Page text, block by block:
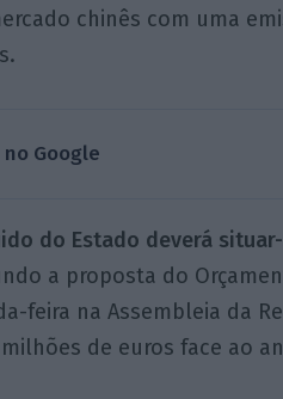
chinês com uma
Google
do Estado deverá
a proposta do
feira na Assembleia da
de euros face ao